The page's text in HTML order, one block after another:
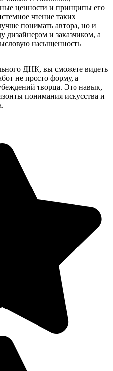
ценности и принципы его
чтение таких
понимать автора, но и
и заказчиком, а
насыщенность
ДНК, вы сможете видеть
не просто форму, а
творца. Это навык,
понимания искусства и